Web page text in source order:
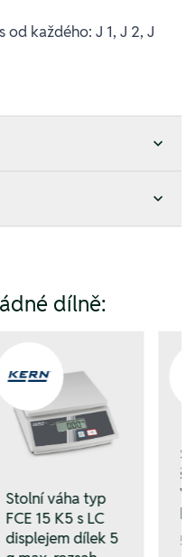
od každého: J 1, J 2, J
dílně:
Stolní váha typ
FCE 15 K5 s LC
displejem dílek 5